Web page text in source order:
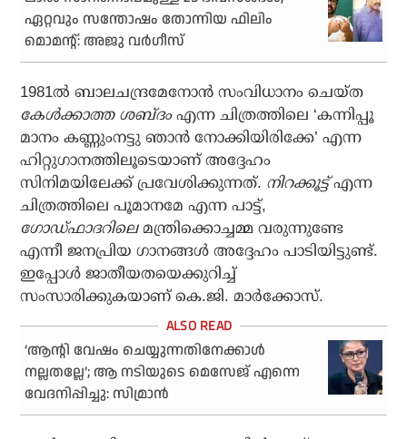
ഏറ്റവും സന്തോഷം തോന്നിയ ഫിലിം
മൊമന്റ്: അജു വര്‍ഗീസ്
1981ല്‍ ബാലചന്ദ്രമേനോന്‍ സംവിധാനം ചെയ്ത
കേള്‍ക്കാത്ത ശബ്ദംഎന്ന ചിത്രത്തിലെ ‘കന്നിപ്പൂ
മാനം കണ്ണുംനട്ടു ഞാന്‍ നോക്കിയിരിക്കേ’ എന്ന
ഹിറ്റുഗാനത്തിലൂടെയാണ് അദ്ദേഹം
സിനിമയിലേക്ക് പ്രവേശിക്കുന്നത്. നിറക്കൂട്ട്എന്ന
ചിത്രത്തിലെ പൂമാനമേ എന്ന പാട്ട്,
ഗോഡ്ഫാദറിലെമന്ത്രിക്കൊച്ചമ്മ വരുന്നുണ്ടേ
എന്നീ ജനപ്രിയ ഗാനങ്ങള്‍ അദ്ദേഹം പാടിയിട്ടുണ്ട്.
ഇപ്പോള്‍ ജാതീയതയെക്കുറിച്ച്
സംസാരിക്കുകയാണ് കെ.ജി. മാര്‍ക്കോസ്.
‘ആന്റി വേഷം ചെയ്യുന്നതിനേക്കാള്‍
നല്ലതല്ലേ’; ആ നടിയുടെ മെസേജ് എന്നെ
വേദനിപ്പിച്ചു: സിമ്രാന്‍